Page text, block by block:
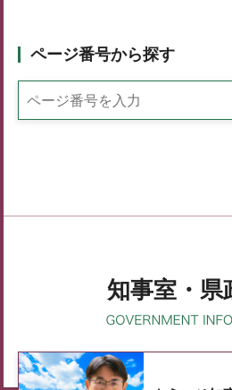
ページ番号から探す
知事室・県